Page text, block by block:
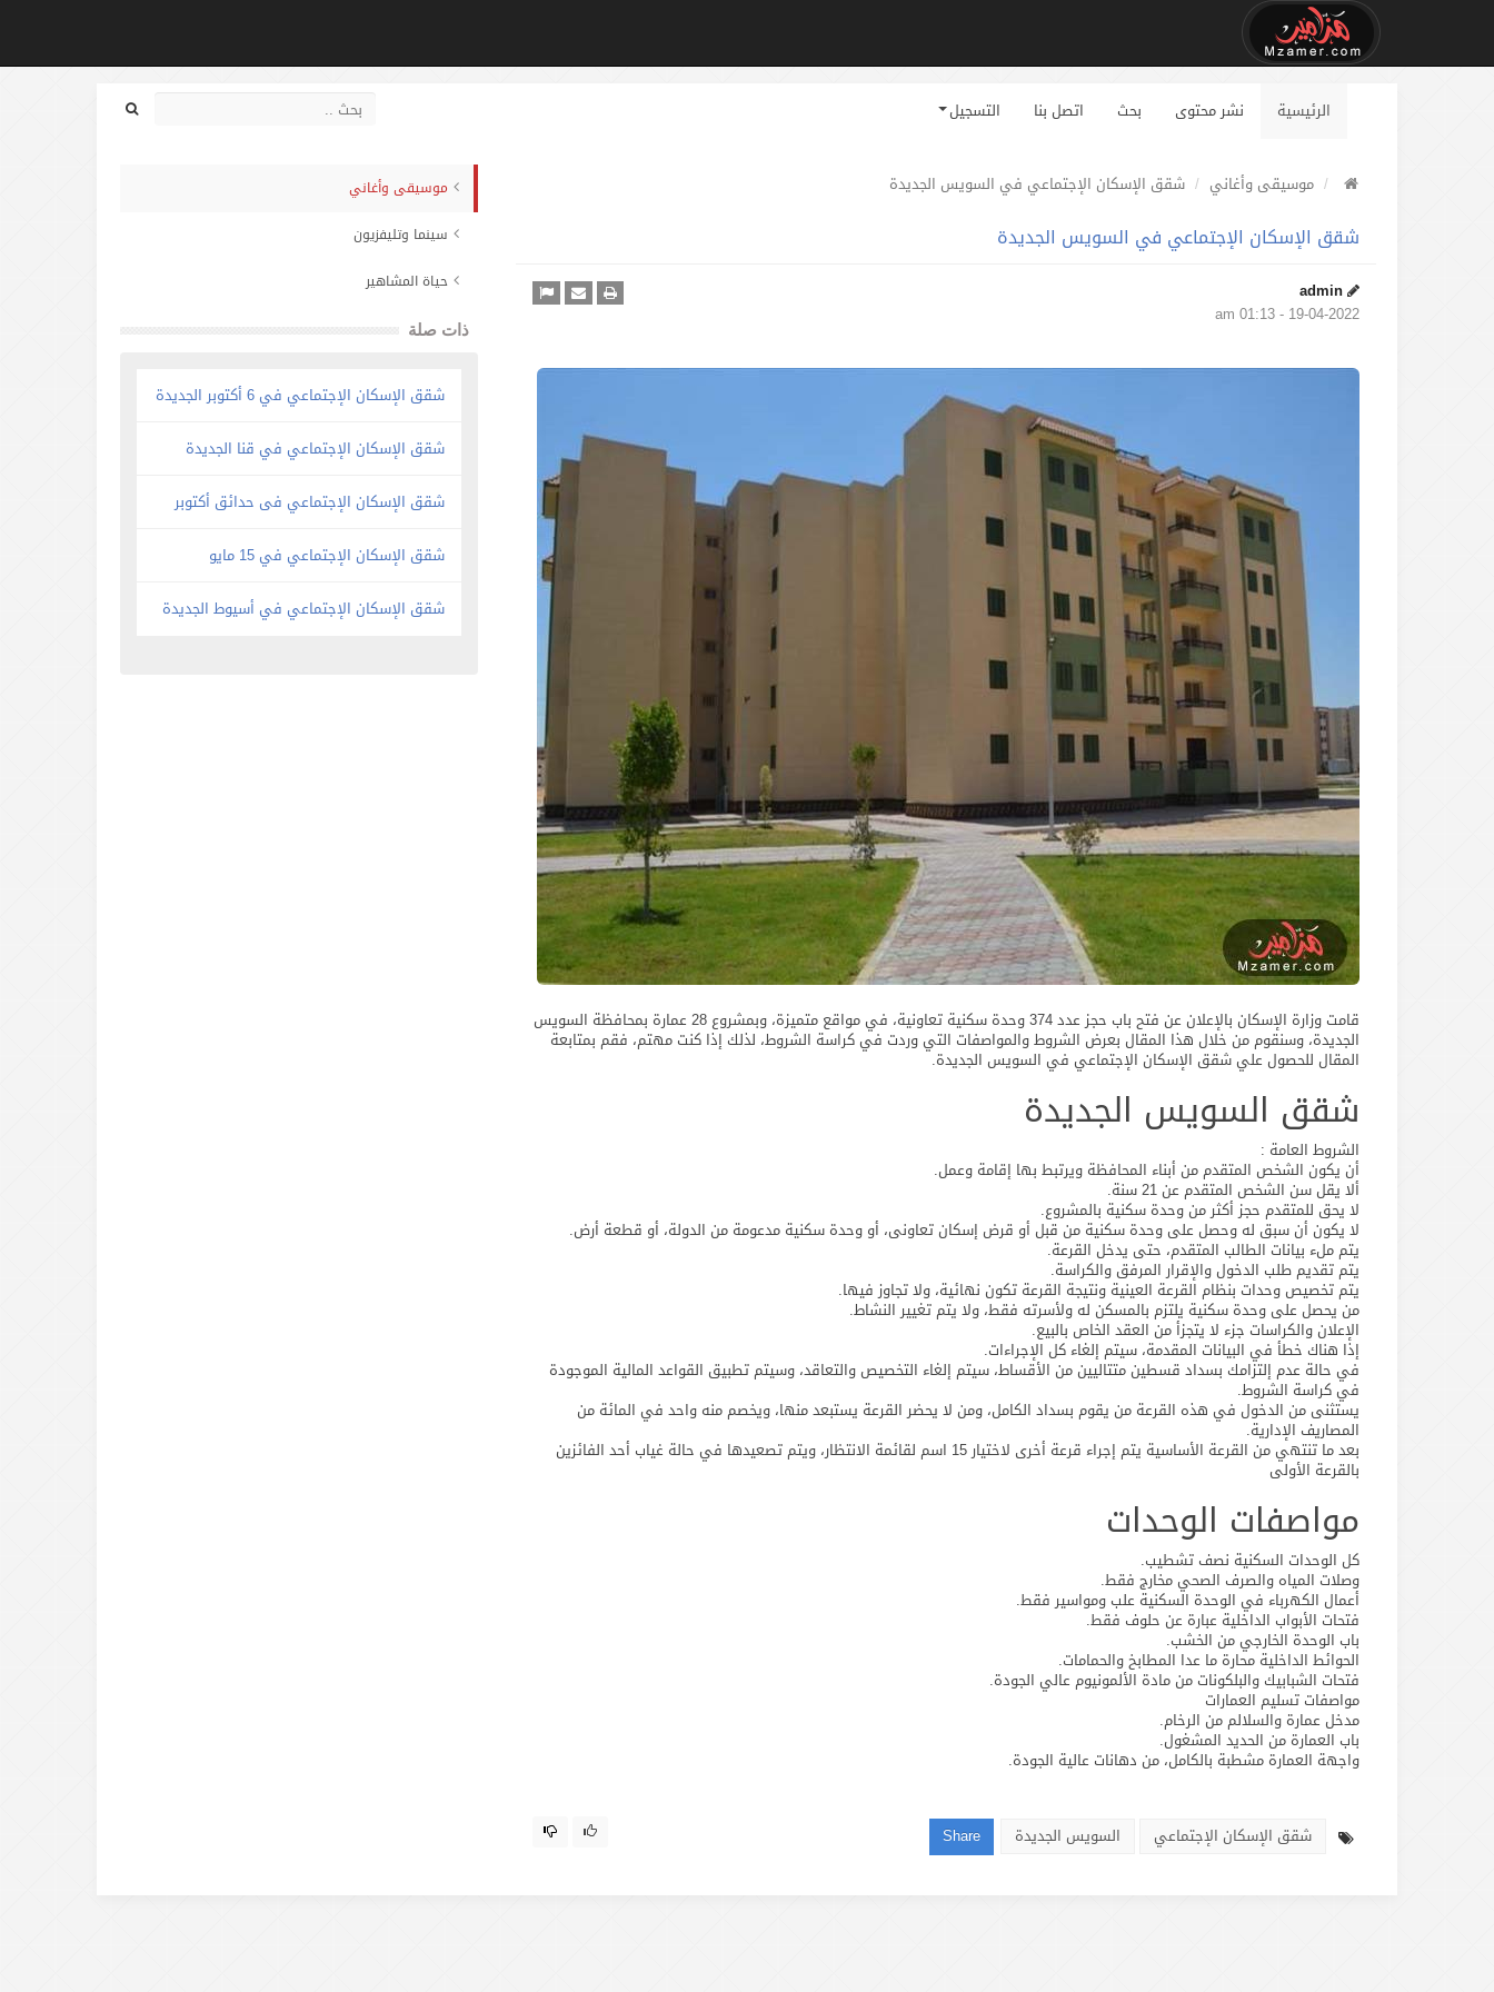
الرئيسية نشر محتوى بحث اتصل بنا التسجيل
موسيقى وأغاني شقق الإسكان الإجتماعي في السويس الجديدة
شقق الإسكان الإجتماعي في السويس الجديدة
admin
19-04-2022 - 01:13 am
قامت وزارة الإسكان بالإعلان عن فتح باب حجز عدد 374 وحدة سكنية تعاونية، في مواقع متميزة، وبمشروع 28 عمارة بمحافظة السويس
الجديدة، وسنقوم من خلال هذا المقال بعرض الشروط والمواصفات التي وردت في كراسة الشروط، لذلك إذا كنت مهتم، فقم بمتابعة
المقال للحصول علي شقق الإسكان الإجتماعي في السويس الجديدة.
شقق السويس الجديدة
الشروط العامة :
أن يكون الشخص المتقدم من أبناء المحافظة ويرتبط بها إقامة وعمل.
ألا يقل سن الشخص المتقدم عن 21 سنة.
لا يحق للمتقدم حجز أكثر من وحدة سكنية بالمشروع.
لا يكون أن سبق له وحصل على وحدة سكنية من قبل أو قرض إسكان تعاونى، أو وحدة سكنية مدعومة من الدولة، أو قطعة أرض.
يتم ملء بيانات الطالب المتقدم، حتى يدخل القرعة.
يتم تقديم طلب الدخول والإقرار المرفق والكراسة.
يتم تخصيص وحدات بنظام القرعة العينية ونتيجة القرعة تكون نهائية، ولا تجاوز فيها.
من يحصل على وحدة سكنية يلتزم بالمسكن له ولأسرته فقط، ولا يتم تغيير النشاط.
الإعلان والكراسات جزء لا يتجزأ من العقد الخاص بالبيع.
إذا هناك خطأ في البيانات المقدمة، سيتم إلغاء كل الإجراءات.
في حالة عدم إلتزامك بسداد قسطين متتاليين من الأقساط، سيتم إلغاء التخصيص والتعاقد، وسيتم تطبيق القواعد المالية الموجودة
في كراسة الشروط.
يستثنى من الدخول في هذه القرعة من يقوم بسداد الكامل، ومن لا يحضر القرعة يستبعد منها، ويخصم منه واحد في المائة من
المصاريف الإدارية.
بعد ما تنتهي من القرعة الأساسية يتم إجراء قرعة أخرى لاختيار 15 اسم لقائمة الانتظار، ويتم تصعيدها في حالة غياب أحد الفائزين
بالقرعة الأولى
مواصفات الوحدات
كل الوحدات السكنية نصف تشطيب.
وصلات المياه والصرف الصحي مخارج فقط.
أعمال الكهرباء في الوحدة السكنية علب ومواسير فقط.
فتحات الأبواب الداخلية عبارة عن حلوف فقط.
باب الوحدة الخارجي من الخشب.
الحوائط الداخلية محارة ما عدا المطابخ والحمامات.
فتحات الشبابيك والبلكونات من مادة الألمونيوم عالي الجودة.
مواصفات تسليم العمارات
مدخل عمارة والسلالم من الرخام.
باب العمارة من الحديد المشغول.
واجهة العمارة مشطبة بالكامل، من دهانات عالية الجودة.
شقق الإسكان الإجتماعي السويس الجديدة Share
موسيقى وأغاني
سينما وتليفزيون
حياة المشاهير
ذات صلة
شقق الإسكان الإجتماعي في 6 أكتوبر الجديدة
شقق الإسكان الإجتماعي في قنا الجديدة
شقق الإسكان الإجتماعي فى حدائق أكتوبر
شقق الإسكان الإجتماعي في 15 مايو
شقق الإسكان الإجتماعي في أسيوط الجديدة